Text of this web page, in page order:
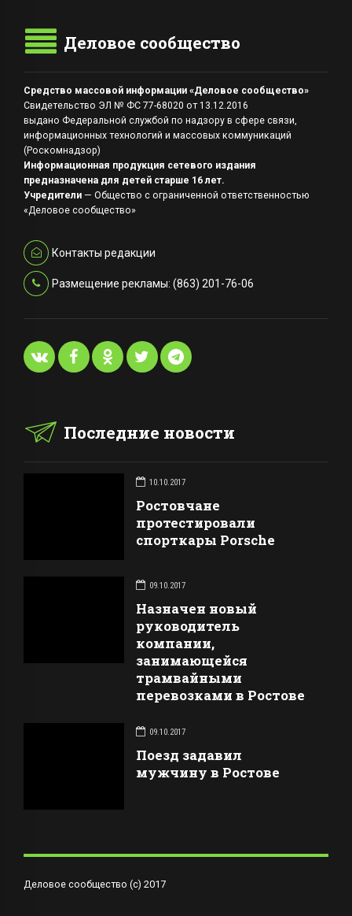
Деловое сообщество
Средство массовой информации «Деловое сообщество»
Свидетельство ЭЛ № ФС 77-68020 от 13.12.2016
выдано Федеральной службой по надзору в сфере связи,
информационных технологий и массовых коммуникаций
(Роскомнадзор)
Информационная продукция сетевого издания
предназначена для детей старше 16 лет.
Учредители — Общество с ограниченной ответственностью
«Деловое сообщество»
Контакты редакции
Размещение рекламы: (863) 201-76-06
Последние новости
10.10.2017
Ростовчане
протестировали
спорткары Porsche
09.10.2017
Назначен новый
руководитель
компании,
занимающейся
трамвайными
перевозками в Ростове
09.10.2017
Поезд задавил
мужчину в Ростове
Деловое сообщество (с) 2017